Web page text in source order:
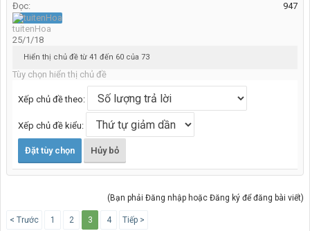
Đọc:
947
tuitenHoa
25/1/18
Hiển thị chủ đề từ 41 đến 60 của 73
Tùy chọn hiển thị chủ đề
Xếp chủ đề theo:
Xếp chủ đề kiểu:
(Bạn phải Đăng nhập hoặc Đăng ký để đăng bài viết)
< Trước 1 2 3 4 Tiếp >